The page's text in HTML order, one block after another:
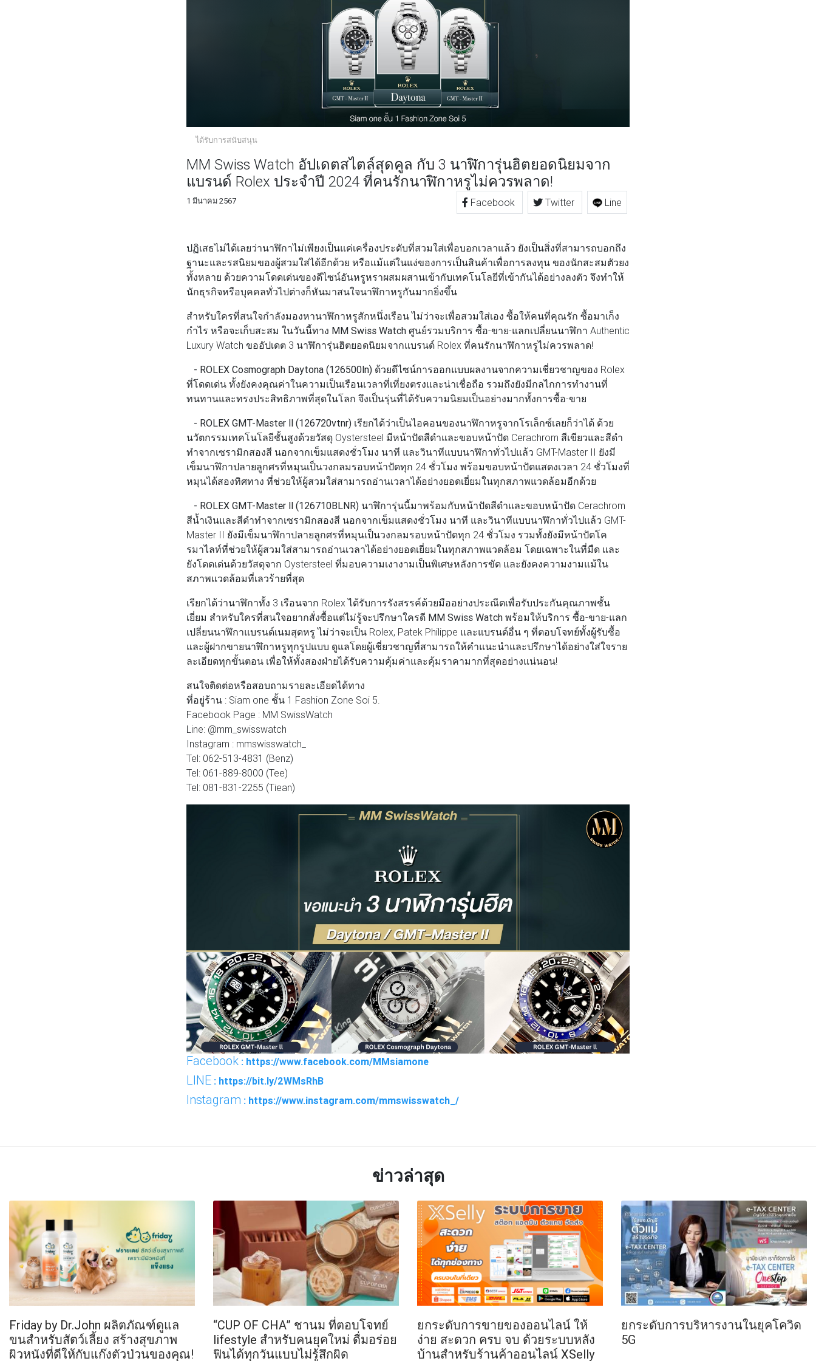
ได้รับการสนับสนุน
MM Swiss Watch อัปเดตสไตล์สุดคูล กับ 3 นาฬิการุ่นฮิตยอดนิยมจาก
แบรนด์ Rolex ประจำปี 2024 ที่คนรักนาฬิกาหรูไม่ควรพลาด!
1 มีนาคม 2567 Facebook Twitter
Line
ปฏิเสธไม่ได้เลยว่านาฬิกาไม่เพียงเป็นแค่เครื่องประดับที่สวมใส่เพื่อบอกเวลาแล้ว ยังเป็นสิ่งที่สามารถบอกถึง
ฐานะและรสนิยมของผู้สวมใส่ได้อีกด้วย หรือแม้แต่ในแง่ของการเป็นสินค้าเพื่อการลงทุน ของนักสะสมตัวยง
ทั้งหลาย ด้วยความโดดเด่นของดีไซน์อันหรูหราผสมผสานเข้ากับเทคโนโลยีที่เข้ากันได้อย่างลงตัว จึงทำให้
นักธุรกิจหรือบุคคลทั่วไปต่างก็หันมาสนใจนาฬิกาหรูกันมากยิ่งขึ้น
สำหรับใครที่สนใจกำลังมองหานาฬิกาหรูสักหนึ่งเรือน ไม่ว่าจะเพื่อสวมใส่เอง ซื้อให้คนที่คุณรัก ซื้อมาเก็ง
กำไร หรือจะเก็บสะสม ในวันนี้ทาง MM Swiss Watch ศูนย์รวมบริการ ซื้อ-ขาย-แลกเปลี่ยนนาฬิกา Authentic
Luxury Watch ขออัปเดต 3 นาฬิการุ่นฮิตยอดนิยมจากแบรนด์ Rolex ที่คนรักนาฬิกาหรูไม่ควรพลาด!
- ROLEX Cosmograph Daytona (126500ln) ด้วยดีไซน์การออกแบบผลงานจากความเชี่ยวชาญของ Rolex
ที่โดดเด่น ทั้งยังคงคุณค่าในความเป็นเรือนเวลาที่เที่ยงตรงและน่าเชื่อถือ รวมถึงยังมีกลไกการทำงานที่
ทนทานและทรงประสิทธิภาพที่สุดในโลก จึงเป็นรุ่นที่ได้รับความนิยมเป็นอย่างมากทั้งการซื้อ-ขาย
- ROLEX GMT-Master ll (126720vtnr) เรียกได้ว่าเป็นไอคอนของนาฬิกาหรูจากโรเล็กซ์เลยก็ว่าได้ ด้วย
นวัตกรรมเทคโนโลยีชั้นสูงด้วยวัสดุ Oystersteel มีหน้าปัดสีดำและขอบหน้าปัด Cerachrom สีเขียวและสีดำ
ทำจากเซรามิกสองสี นอกจากเข็มแสดงชั่วโมง นาที และวินาทีแบบนาฬิกาทั่วไปแล้ว GMT-Master II ยังมี
เข็มนาฬิกาปลายลูกศรที่หมุนเป็นวงกลมรอบหน้าปัดทุก 24 ชั่วโมง พร้อมขอบหน้าปัดแสดงเวลา 24 ชั่วโมงที่
หมุนได้สองทิศทาง ที่ช่วยให้ผู้สวมใส่สามารถอ่านเวลาได้อย่างยอดเยี่ยมในทุกสภาพแวดล้อมอีกด้วย
- ROLEX GMT-Master ll (126710BLNR) นาฬิการุ่นนี้มาพร้อมกับหน้าปัดสีดำและขอบหน้าปัด Cerachrom
สีน้ำเงินและสีดำทำจากเซรามิกสองสี นอกจากเข็มแสดงชั่วโมง นาที และวินาทีแบบนาฬิกาทั่วไปแล้ว GMT-
Master II ยังมีเข็มนาฬิกาปลายลูกศรที่หมุนเป็นวงกลมรอบหน้าปัดทุก 24 ชั่วโมง รวมทั้งยังมีหน้าปัดโค
รมาไลท์ที่ช่วยให้ผู้สวมใส่สามารถอ่านเวลาได้อย่างยอดเยี่ยมในทุกสภาพแวดล้อม โดยเฉพาะในที่มืด และ
ยังโดดเด่นด้วยวัสดุจาก Oystersteel ที่มอบความเงางามเป็นพิเศษหลังการขัด และยังคงความงามแม้ใน
สภาพแวดล้อมที่เลวร้ายที่สุด
เรียกได้ว่านาฬิกาทั้ง 3 เรือนจาก Rolex ได้รับการรังสรรค์ด้วยมืออย่างประณีตเพื่อรับประกันคุณภาพชั้น
เยี่ยม สำหรับใครที่สนใจอยากสั่งซื้อแต่ไม่รู้จะปรึกษาใครดี MM Swiss Watch พร้อมให้บริการ ซื้อ-ขาย-แลก
เปลี่ยนนาฬิกาแบรนด์เนมสุดหรู ไม่ว่าจะเป็น Rolex, Patek Philippe และแบรนด์อื่น ๆ ที่ตอบโจทย์ทั้งผู้รับซื้อ
และผู้ฝากขายนาฬิกาหรูทุกรูปแบบ ดูแลโดยผู้เชี่ยวชาญที่สามารถให้คำแนะนำและปรึกษาได้อย่างใส่ใจราย
ละเอียดทุกขั้นตอน เพื่อให้ทั้งสองฝ่ายได้รับความคุ้มค่าและคุ้มราคามากที่สุดอย่างแน่นอน!
สนใจติดต่อหรือสอบถามรายละเอียดได้ทาง
ที่อยู่ร้าน : Siam one ชั้น 1 Fashion Zone Soi 5.
Facebook Page : MM SwissWatch
Line: @mm_swisswatch
Instagram : mmswisswatch_
Tel: 062-513-4831 (Benz)
Tel: 061-889-8000 (Tee)
Tel: 081-831-2255 (Tiean)
Facebook : https://www.facebook.com/MMsiamone
LINE : https://bit.ly/2WMsRhB
Instagram : https://www.instagram.com/mmswisswatch_/
ข่าวล่าสุด
Friday by Dr.John ผลิตภัณฑ์ดูแล
ขนสำหรับสัตว์เลี้ยง สร้างสุขภาพ
ผิวหนังที่ดีให้กับแก๊งตัวป่วนของคุณ!
“CUP OF CHA” ชานม ที่ตอบโจทย์
lifestyle สำหรับคนยุคใหม่ ดื่มอร่อย
ฟินได้ทุกวันแบบไม่รู้สึกผิด
ยกระดับการขายของออนไลน์ ให้
ง่าย สะดวก ครบ จบ ด้วยระบบหลัง
บ้านสำหรับร้านค้าออนไลน์ XSelly
ยกระดับการบริหารงานในยุคโควิด
5G